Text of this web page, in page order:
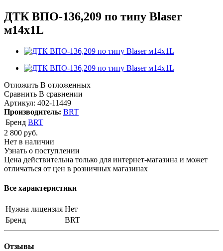
ДТК ВПО-136,209 по типу Blaser
м14х1L
Отложить В отложенных
Сравнить В сравнении
Артикул: 402-11449
Производитель: BRT
Бренд BRT
2 800 руб.
Нет в наличии
Узнать о поступлении
Цена действительна только для интернет-магазина и может
отличаться от цен в розничных магазинах
Все характеристики
Нужна лицензия Нет
Бренд
BRT
Отзывы